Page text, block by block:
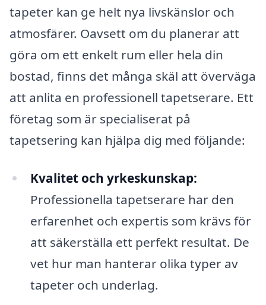
tapeter kan ge helt nya livskänslor och
atmosfärer. Oavsett om du planerar att
göra om ett enkelt rum eller hela din
bostad, finns det många skäl att överväga
att anlita en professionell tapetserare. Ett
företag som är specialiserat på
tapetsering kan hjälpa dig med följande:
Kvalitet och yrkeskunskap:
Professionella tapetserare har den
erfarenhet och expertis som krävs för
att säkerställa ett perfekt resultat. De
vet hur man hanterar olika typer av
tapeter och underlag.